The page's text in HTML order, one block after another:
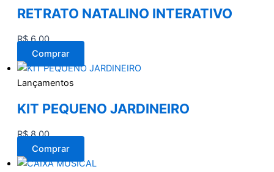
RETRATO NATALINO INTERATIVO
R$6,00
Comprar
Lançamentos
KIT PEQUENO JARDINEIRO
R$8,00
Comprar